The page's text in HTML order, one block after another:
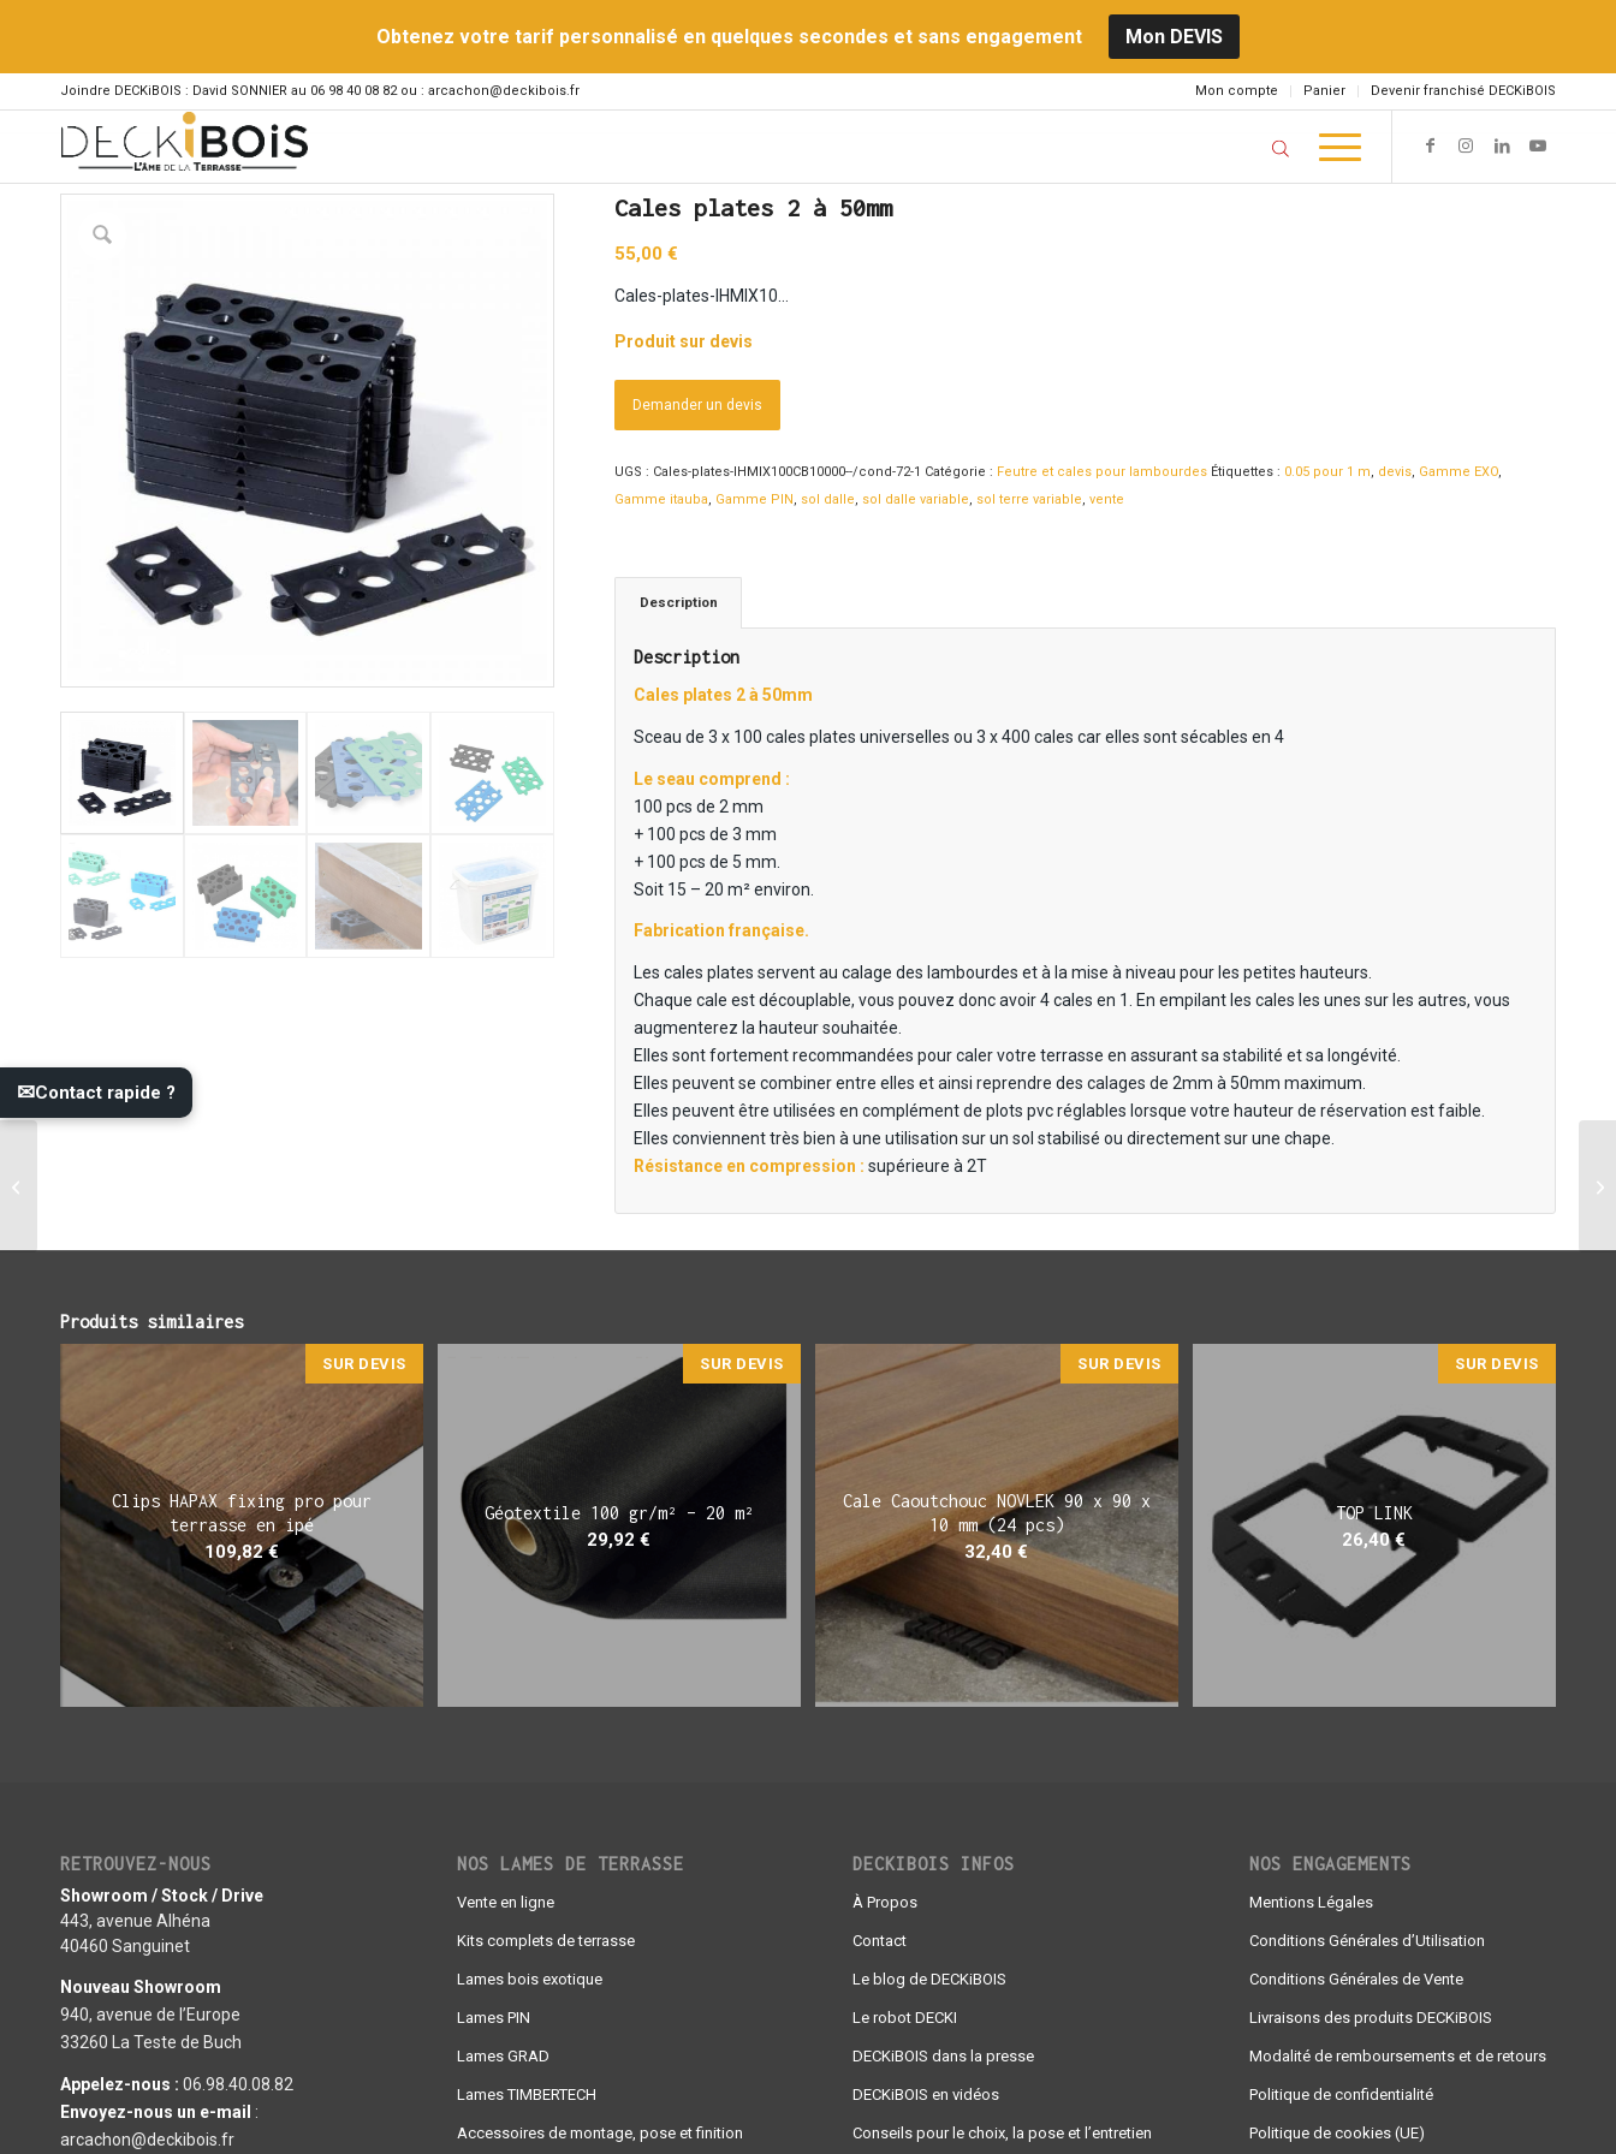
Obtenez votre tarif personnalisé en quelques secondes et sans engagement Mon DEVIS
Mon compte Panier Devenir franchisé DECKiBOIS
Joindre DECKiBOIS : David SONNIER au 06 98 40 08 82 ou : arcachon@deckibois.fr
Cales plates 2 à 50mm
55,00 €
Cales-plates-IHMIX10…
Produit sur devis
Demander un devis
UGS : Cales-plates-IHMIX100CB10000--/cond-72-1 Catégorie : Feutre et cales pour lambourdes Étiquettes : 0.05 pour 1 m, devis, Gamme EXO,
Gamme itauba, Gamme PIN, sol dalle, sol dalle variable, sol terre variable, vente
Description
Description
Cales plates 2 à 50mm
Sceau de 3 x 100 cales plates universelles ou 3 x 400 cales car elles sont sécables en 4
Le seau comprend :
100 pcs de 2 mm
+ 100 pcs de 3 mm
+ 100 pcs de 5 mm.
Soit 15 – 20 m² environ.
Fabrication française.
Les cales plates servent au calage des lambourdes et à la mise à niveau pour les petites hauteurs.
Chaque cale est découplable, vous pouvez donc avoir 4 cales en 1. En empilant les cales les unes sur les autres, vous
augmenterez la hauteur souhaitée.
Elles sont fortement recommandées pour caler votre terrasse en assurant sa stabilité et sa longévité.
Elles peuvent se combiner entre elles et ainsi reprendre des calages de 2mm à 50mm maximum.
Elles peuvent être utilisées en complément de plots pvc réglables lorsque votre hauteur de réservation est faible.
Elles conviennent très bien à une utilisation sur un sol stabilisé ou directement sur une chape.
Résistance en compression : supérieure à 2T
Produits similaires
SUR DEVIS
Clips HAPAX fixing pro pour
terrasse en ipé
109,82€
SUR DEVIS
Géotextile 100 gr/m² – 20 m²
29,92€
SUR DEVIS
Cale Caoutchouc NOVLEK 90 x 90 x
10 mm (24 pcs)
32,40€
SUR DEVIS
TOP LINK
26,40€
RETROUVEZ-NOUS
Showroom / Stock / Drive
443, avenue Alhéna
40460 Sanguinet
Nouveau Showroom
940, avenue de l’Europe
33260 La Teste de Buch
Appelez-nous : 06.98.40.08.82
Envoyez-nous un e-mail :
arcachon@deckibois.fr
NOS LAMES DE TERRASSE
Vente en ligne
Kits complets de terrasse
Lames bois exotique
Lames PIN
Lames GRAD
Lames TIMBERTECH
Accessoires de montage, pose et finition
DECKIBOIS INFOS
À Propos
Contact
Le blog de DECKiBOIS
Le robot DECKI
DECKiBOIS dans la presse
DECKiBOIS en vidéos
Conseils pour le choix, la pose et l’entretien
NOS ENGAGEMENTS
Mentions Légales
Conditions Générales d’Utilisation
Conditions Générales de Vente
Livraisons des produits DECKiBOIS
Modalité de remboursements et de retours
Politique de confidentialité
Politique de cookies (UE)
✉Contact rapide ?